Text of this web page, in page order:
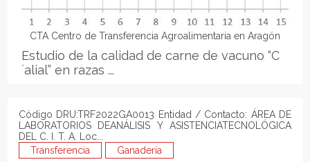
CTA Centro de Transferencia Agroalimentaria en Aragón
Estudio de la calidad de carne de vacuno “C
´alial” en razas ...
Código DRU:TRF2022GA0013 Entidad / Contacto: ÁREA DE
LABORATORIOS DEANÁLISIS Y ASISTENCIATECNOLÓGICA
DEL C. I. T. A. Loc...
Transferencia
Ganadería